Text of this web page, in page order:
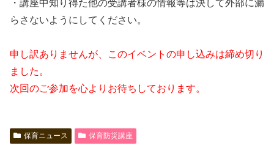
・講座中知り得た他の受講者様の情報等は決して外部に漏
らさないようにしてください。
申し訳ありませんが、このイベントの申し込みは締め切り
ました。
次回のご参加を心よりお待ちしております。
保育ニュース 保育防災講座